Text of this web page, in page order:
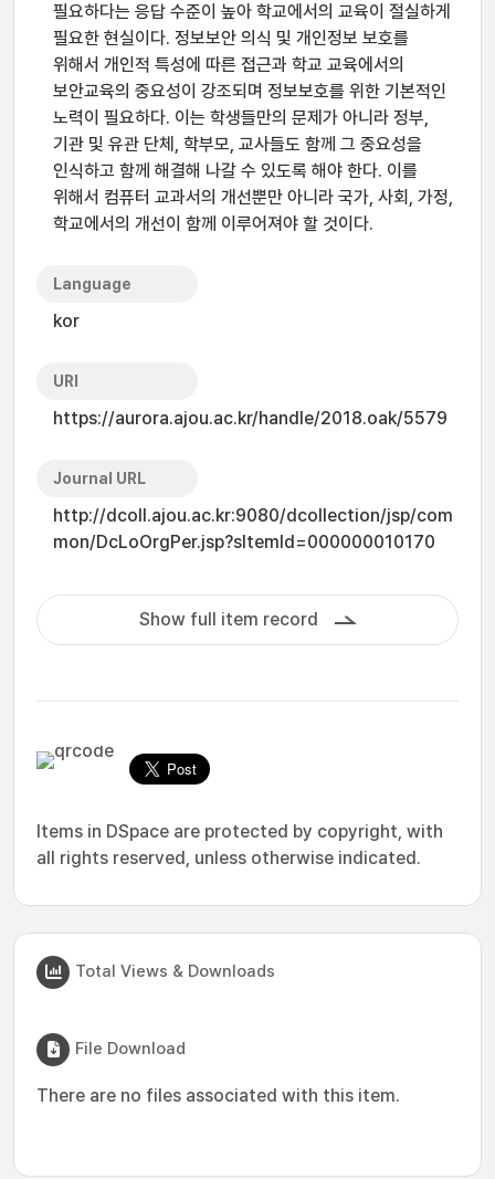
필요하다는 응답 수준이 높아 학교에서의 교육이 절실하게
필요한 현실이다. 정보보안 의식 및 개인정보 보호를
위해서 개인적 특성에 따른 접근과 학교 교육에서의
보안교육의 중요성이 강조되며 정보보호를 위한 기본적인
노력이 필요하다. 이는 학생들만의 문제가 아니라 정부,
기관 및 유관 단체, 학부모, 교사들도 함께 그 중요성을
인식하고 함께 해결해 나갈 수 있도록 해야 한다. 이를
위해서 컴퓨터 교과서의 개선뿐만 아니라 국가, 사회, 가정,
학교에서의 개선이 함께 이루어져야 할 것이다.
Language
kor
URI
https://aurora.ajou.ac.kr/handle/2018.oak/5579
Journal URL
http://dcoll.ajou.ac.kr:9080/dcollection/jsp/com
mon/DcLoOrgPer.jsp?sItemId=000000010170
Show full item record
Items in DSpace are protected by copyright, with
all rights reserved, unless otherwise indicated.
Total Views & Downloads
File Download
There are no files associated with this item.